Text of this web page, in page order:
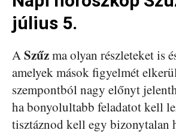
július 5.
ASzűzma olyan részleteket is
amelyek mások figyelmét
szempontból nagy előnyt
ha bonyolultabb feladatot kell
tisztáznod kell egy bizonytalan